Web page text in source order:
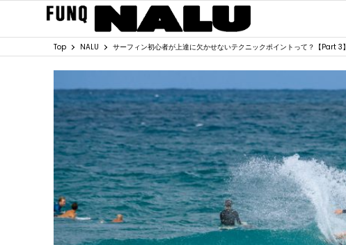
Top NALU サーフィン初心者が上達に欠かせないテクニックポイントって？【Part 3】